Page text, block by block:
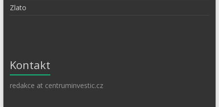
Zlato
Kontakt
redakce at centruminvestic.cz